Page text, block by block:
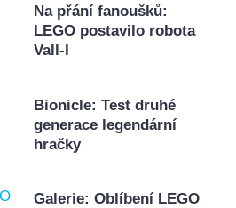
Na přání fanoušků:
LEGO postavilo robota
Vall-I
Bionicle: Test druhé
generace legendární
hračky
Galerie: Oblíbení LEGO